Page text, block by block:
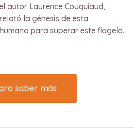
autor Laurence Couquiaud,
la génesis de esta
para superar este flagelo.
saber más